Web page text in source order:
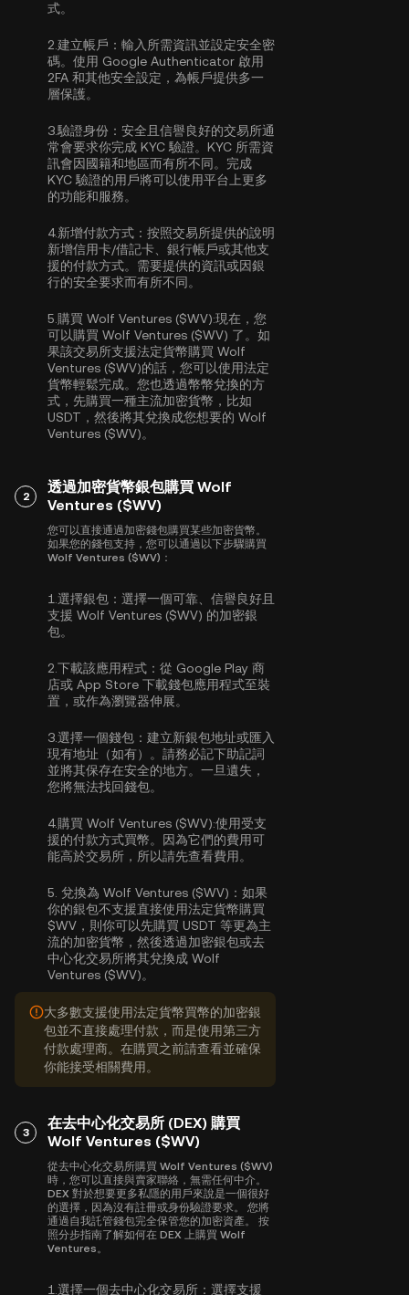
式。
2. 建立帳戶： 輸入所需資訊並設定安全密
碼。使用 Google Authenticator 啟用
2FA 和其他安全設定，為帳戶提供多一
層保護。
3.驗證身份： 安全且信譽良好的交易所通
常會要求你完成 KYC 驗證。KYC 所需資
訊會因國籍和地區而有所不同。完成
KYC 驗證的用戶將可以使用平台上更多
的功能和服務。
4.新增付款方式： 按照交易所提供的說明
新增信用卡/借記卡、銀行帳戶或其他支
援的付款方式。需要提供的資訊或因銀
行的安全要求而有所不同。
5. 購買 Wolf Ventures ($WV):現在，您
可以購買 Wolf Ventures ($WV) 了。如
果該交易所支援法定貨幣購買 Wolf
Ventures ($WV)的話，您可以使用法定
貨幣輕鬆完成。您也透過幣幣兌換的方
式，先購買一種主流加密貨幣，比如
USDT ，然後將其兌換成您想要的 Wolf
Ventures ($WV)。
2
透過加密貨幣銀包購買 Wolf
Ventures ($WV)
您可以直接通過加密錢包購買某些加密貨幣。
如果您的錢包支持，您可以通過以下步驟購買
Wolf Ventures ($WV)：
1. 選擇銀包： 選擇一個可靠、信譽良好且
支援 Wolf Ventures ($WV) 的加密銀
包。
2. 下載該應用程式： 從 Google Play 商
店或 App Store 下載錢包應用程式至裝
置，或作為瀏覽器伸展。
3.選擇一個錢包： 建立新銀包地址或匯入
現有地址（如有）。請務必記下助記詞
並將其保存在安全的地方。一旦遺失，
您將無法找回錢包。
4.購買 Wolf Ventures ($WV):使用受支
援的付款方式買幣。因為它們的費用可
能高於交易所，所以請先查看費用。
5. 兌換為 Wolf Ventures ($WV)： 如果
你的銀包不支援直接使用法定貨幣購買
$WV，則你可以先購買 USDT 等更為主
流的加密貨幣，然後透過加密銀包或去
中心化交易所將其兌換成 Wolf
Ventures ($WV)。
大多數支援使用法定貨幣買幣的加密銀
包並不直接處理付款，而是使用第三方
付款處理商。在購買之前請查看並確保
你能接受相關費用。
3
在去中心化交易所 (DEX) 購買
Wolf Ventures ($WV)
從去中心化交易所購買 Wolf Ventures ($WV)
時，您可以直接與賣家聯絡，無需任何中介。
DEX 對於想要更多私隱的用戶來說是一個很好
的選擇，因為沒有註冊或身份驗證要求。 您將
通過自我託管錢包完全保管您的加密資產。 按
照分步指南了解如何在 DEX 上購買 Wolf
Ventures。
1. 選擇一個去中心化交易所： 選擇支援